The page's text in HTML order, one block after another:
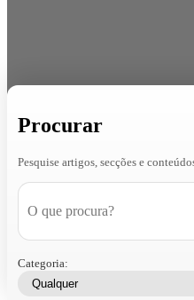
Procurar
Pesquise artigos, secções e
Categoria: